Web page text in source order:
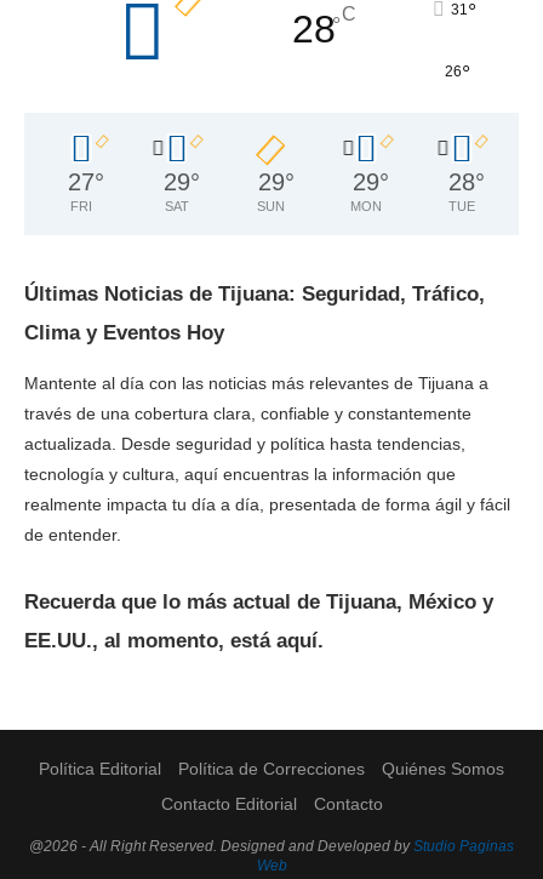
28°C 31 °
26°
27°
FRI
29°
SAT
29°
SUN
29°
MON
28°
TUE
Últimas Noticias de Tijuana: Seguridad, Tráfico,
Clima y Eventos Hoy
Mantente al día con las noticias más relevantes de Tijuana a
través de una cobertura clara, confiable y constantemente
actualizada. Desde seguridad y política hasta tendencias,
tecnología y cultura, aquí encuentras la información que
realmente impacta tu día a día, presentada de forma ágil y fácil
de entender.
Recuerda que lo más actual de Tijuana, México y
EE.UU., al momento, está aquí.
Política Editorial Política de Correcciones
Quiénes Somos
Contacto Editorial
Contacto
@2026 - All Right Reserved. Designed and Developed byStudio Paginas
Web